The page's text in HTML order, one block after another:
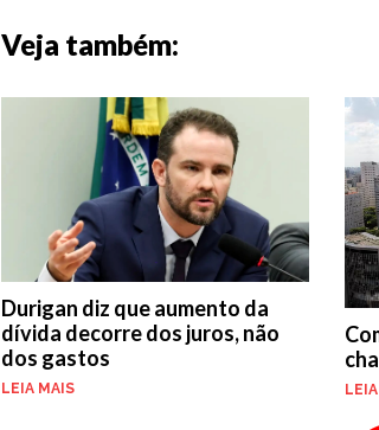
Veja também:
Durigan diz que aumento da
dívida decorre dos juros, não
dos gastos
LEIA MAIS